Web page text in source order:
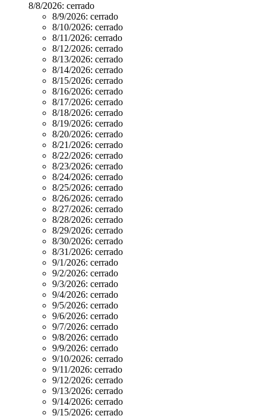
8/8/2026: cerrado
8/9/2026: cerrado
8/10/2026: cerrado
8/11/2026: cerrado
8/12/2026: cerrado
8/13/2026: cerrado
8/14/2026: cerrado
8/15/2026: cerrado
8/16/2026: cerrado
8/17/2026: cerrado
8/18/2026: cerrado
8/19/2026: cerrado
8/20/2026: cerrado
8/21/2026: cerrado
8/22/2026: cerrado
8/23/2026: cerrado
8/24/2026: cerrado
8/25/2026: cerrado
8/26/2026: cerrado
8/27/2026: cerrado
8/28/2026: cerrado
8/29/2026: cerrado
8/30/2026: cerrado
8/31/2026: cerrado
9/1/2026: cerrado
9/2/2026: cerrado
9/3/2026: cerrado
9/4/2026: cerrado
9/5/2026: cerrado
9/6/2026: cerrado
9/7/2026: cerrado
9/8/2026: cerrado
9/9/2026: cerrado
9/10/2026: cerrado
9/11/2026: cerrado
9/12/2026: cerrado
9/13/2026: cerrado
9/14/2026: cerrado
9/15/2026: cerrado